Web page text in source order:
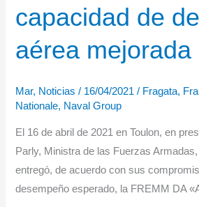
capacidad de
aérea mejorada
Mar, Noticias / 16/04/2021/ Fragata,
Nationale, Naval Group
El 16 de abril de 2021 en Toulon, en
Parly, Ministra de las Fuerzas
entregó, de acuerdo con sus
desempeño esperado, la FREMM DA